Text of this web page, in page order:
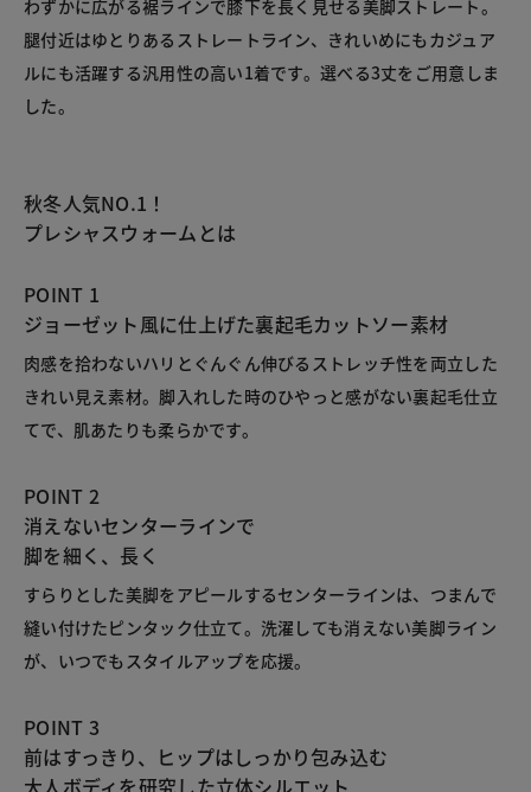
わずかに広がる裾ラインで膝下を長く見せる美脚ストレート。
腿付近はゆとりあるストレートライン、きれいめにもカジュア
ルにも活躍する汎用性の高い1着です。選べる3丈をご用意しま
秋冬人気NO.1！
プレシャスウォームとは
POINT 1
ジョーゼット風に仕上げた裏起毛カットソー素材
肉感を拾わないハリとぐんぐん伸びるストレッチ性を両立した
きれい見え素材。脚入れした時のひやっと感がない裏起毛仕立
てで、肌あたりも柔らかです。
POINT 2
消えないセンターラインで
脚を細く、長く
すらりとした美脚をアピールするセンターラインは、つまんで
縫い付けたピンタック仕立て。洗濯しても消えない美脚ライン
が、いつでもスタイルアップを応援。
POINT 3
前はすっきり、ヒップはしっかり包み込む
大人ボディを研究した立体シルエット